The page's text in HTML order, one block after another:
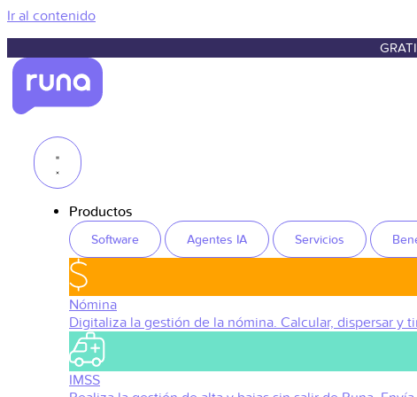
Ir al contenido
Productos
Software Agentes IA Servicios
Nómina
Digitaliza la gestión de la nómina. Calcular, dispersar y
IMSS